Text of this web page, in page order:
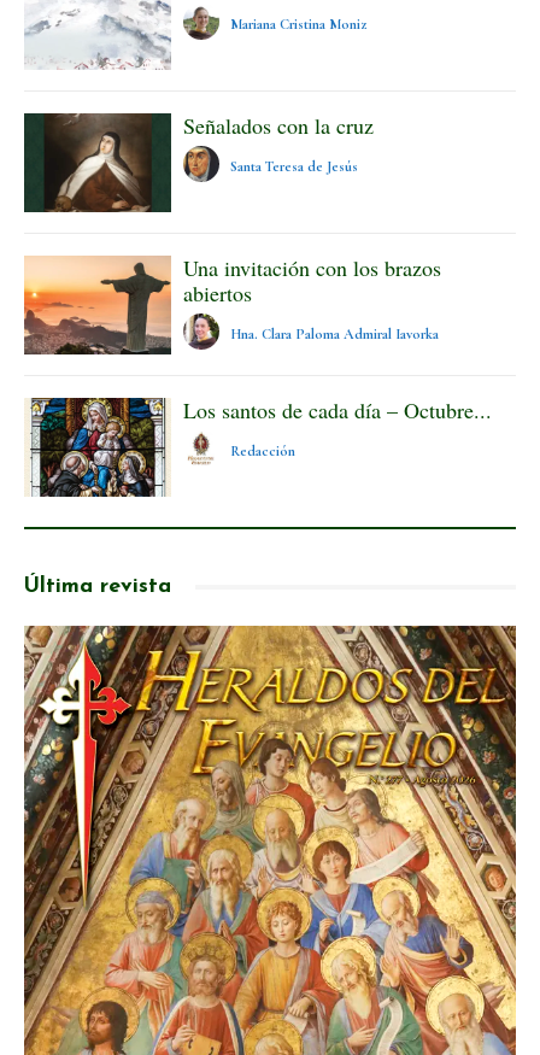
Mariana Cristina Moniz
Señalados con la cruz
Santa Teresa de Jesús
Una invitación con los brazos
abiertos
Hna. Clara Paloma Admiral Iavorka
Los santos de cada día – Octubre...
Redacción
Última revista